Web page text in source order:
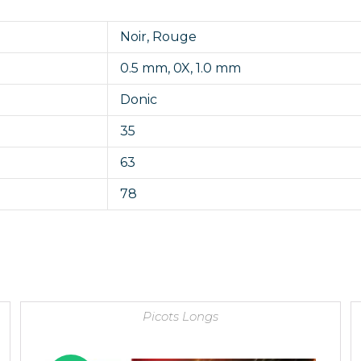
Noir, Rouge
0.5 mm,0X,1.0 mm
Donic
35
63
78
Picots Longs